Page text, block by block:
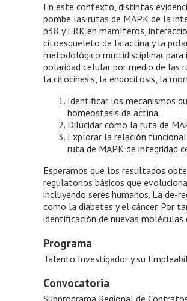
En este contexto, distintas
pombe las rutas de MAPK de la
p38 y ERK en mamíferos,
citoesqueleto de la actina y la
metodológico multidisciplinar
polaridad celular por medio de las
la citocinesis, la endocitosis, la
Identificar los mecanismos
homeostasis de actina.
Dilucidar cómo la ruta de
Explorar la relación
ruta de MAPK de integridad
Esperamos que los resultados
regulatorios básicos que
incluyendo seres humanos. La de-
como la diabetes y el cáncer. Por
identificación de nuevas
Programa
Talento Investigador y su
Convocatoria
Subprograma Regional de